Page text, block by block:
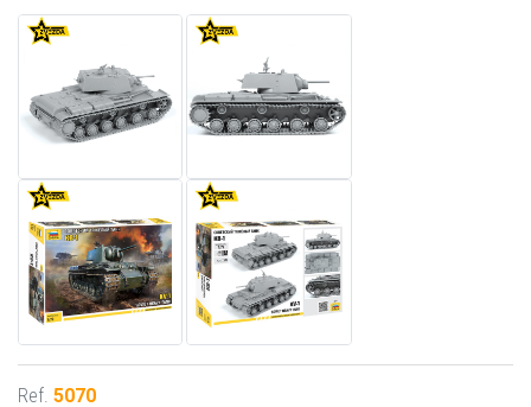
Ref. 5070